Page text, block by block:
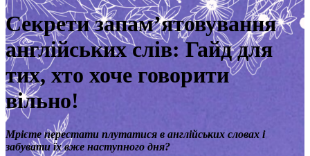
Секрети запам’ятовування
англійських слів: Гайд для
тих, хто хоче говорити
вільно!
Мрієте перестати плутатися в англійських словах і
забувати їх вже наступного дня?